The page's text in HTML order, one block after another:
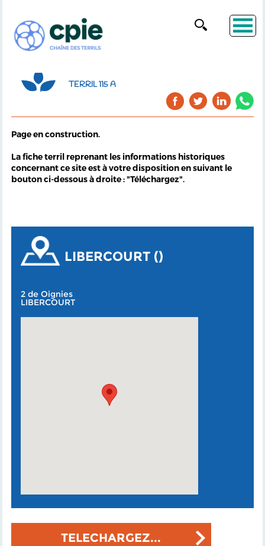
TERRIL 115 A
Page en construction.
La fiche terril reprenant les informations historiques
concernant ce site est à votre disposition en suivant le
bouton ci-dessous à droite : "Téléchargez".
LIBERCOURT ()
2 de Oignies
LIBERCOURT
TELECHARGEZ...